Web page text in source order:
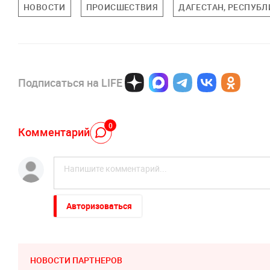
НОВОСТИ ПРОИСШЕСТВИЯ ДАГЕСТАН,
Подписаться на LIFE
Комментарий 0
Авторизоваться
НОВОСТИ ПАРТНЕРОВ